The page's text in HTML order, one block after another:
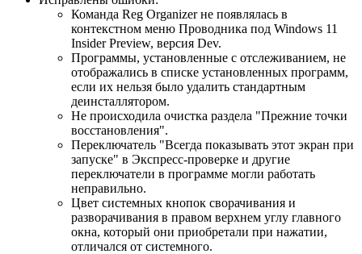
Команда Reg Organizer не появлялась в
контекстном меню Проводника под Windows 11
Insider Preview, версия Dev.
Программы, установленные с отслеживанием, не
отображались в списке установленных программ,
если их нельзя было удалить стандартным
деинсталлятором.
Не происходила очистка раздела "Прежние точки
восстановления".
Переключатель "Всегда показывать этот экран при
запуске" в Экспресс-проверке и другие
переключатели в программе могли работать
неправильно.
Цвет системных кнопок сворачивания и
разворачивания в правом верхнем углу главного
окна, который они приобретали при нажатии,
отличался от системного.